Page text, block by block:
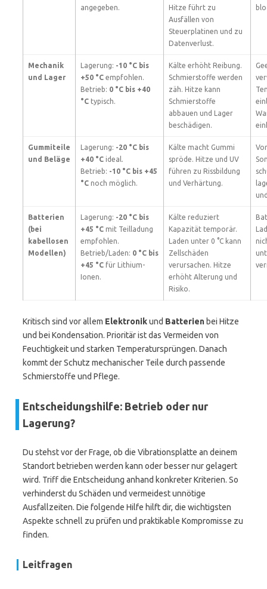
angegeben.
Hitze führt zu
Ausfällen von
Steuerplatinen und zu
Datenverlust.
Mechanik
und Lager
Lagerung: -10 °C bis
+50 °C empfohlen.
Betrieb: 0 °C bis +40
°C typisch.
Kälte erhöht Reibung.
Schmierstoffe werden
zäh. Hitze kann
Schmierstoffe
abbauen und Lager
beschädigen.
Gummiteile
und Beläge
Lagerung: -20 °C bis
+40 °C ideal.
Betrieb: -10 °C bis +45
°C noch möglich.
Kälte macht Gummi
spröde. Hitze und UV
führen zu Rissbildung
und Verhärtung.
Batterien
(bei
kabellosen
Modellen)
Lagerung: -20 °C bis
+45 °C mit Teilladung
empfohlen.
Betrieb/Laden: 0 °C bis
+45 °C für Lithium-
Ionen.
Kälte reduziert
Kapazität temporär.
Laden unter 0 °C kann
Zellschäden
verursachen. Hitze
erhöht Alterung und
Risiko.
Kritisch sind vor allem Elektronikund Batterien bei Hitze
und bei Kondensation. Prioritär ist das Vermeiden von
Feuchtigkeit und starken Temperatursprüngen. Danach
kommt der Schutz mechanischer Teile durch passende
Schmierstoffe und Pflege.
Entscheidungshilfe: Betrieb oder nur
Lagerung?
Du stehst vor der Frage, ob die Vibrationsplatte an deinem
Standort betrieben werden kann oder besser nur gelagert
wird. Triff die Entscheidung anhand konkreter Kriterien. So
verhinderst du Schäden und vermeidest unnötige
Ausfallzeiten. Die folgende Hilfe hilft dir, die wichtigsten
Aspekte schnell zu prüfen und praktikable Kompromisse zu
finden.
Leitfragen